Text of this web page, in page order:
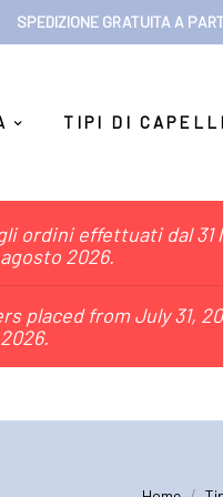
SPEDIZIONE GRATUITA A
TIPI DI CAPELLI
ordini effettuati dal
2026.
placed from July 31,